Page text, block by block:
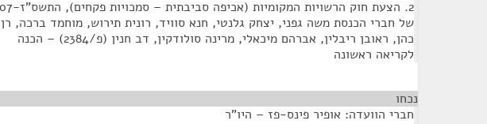
של חברי הכנסת משה גפני, יצחק גלנטי, חנא סוויד, רונית תירוש, מוחמד ברכה, רן
כהן, ראובן ריבלין, אברהם מיכאלי, מרינה סולודקין, דב חנין (פ/2384) – הכנה
לקריאה ראשונה
נכחו
חברי הוועדה: אופיר פינס-פז – היו"ר